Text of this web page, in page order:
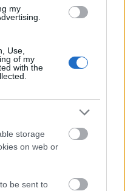
my
Use,
of my
with the
storage
on web or
be sent to
a nagy műgonddal
lehet benne,
sem kell
szakában megér
kedvet hozzá,
az naponta